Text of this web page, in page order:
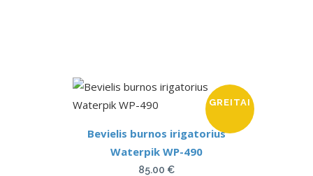
GREITAI
Bevielis burnos irigatorius
Waterpik WP-490
85.00 €